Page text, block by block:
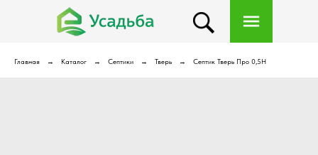
Главная Каталог Септики Тверь Септик Тверь Про 0,5Н